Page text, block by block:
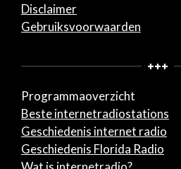
Disclaimer
Gebruiksvoorwaarden
+++
Programmaoverzicht
Beste internetradiostations
Geschiedenis internet radio
Geschiedenis Florida Radio